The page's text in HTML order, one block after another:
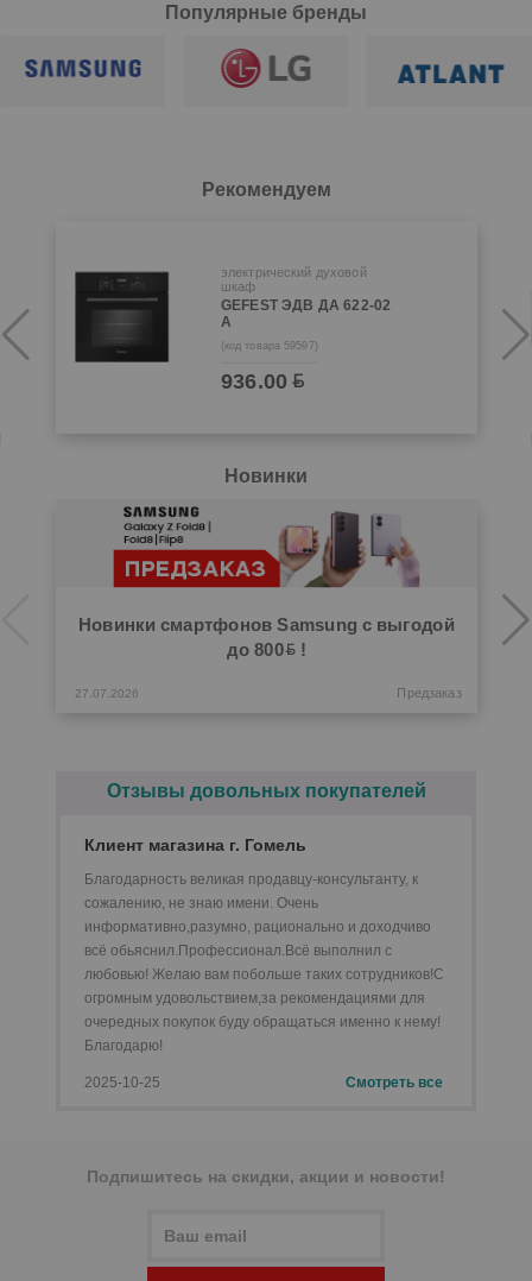
Популярные бренды
Рекомендуем
электрический духовой
шкаф
GEFEST ЭДВ ДА 622-02
А
(код товара 59597)
936.00
Новинки
27.07.2026 Предзаказ
до 800 !
Отзывы довольных покупателей
Клиент магазина г. Гомель
Благодарность великая продавцу-консультанту, к
сожалению, не знаю имени. Очень
информативно,разумно, рационально и доходчиво
всё обьяснил.Профессионал.Всё выполнил с
любовью! Желаю вам побольше таких сотрудников!С
огромным удовольствием,за рекомендациями для
очередных покупок буду обращаться именно к нему!
Благодарю!
2025-10-25 Смотреть все
Подпишитесь на скидки, акции и новости!